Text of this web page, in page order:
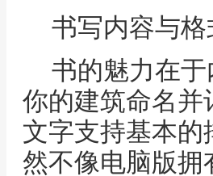
书写内容与
书的魅力在
你的建筑命名并
文字支持基本
然不像电脑版拥